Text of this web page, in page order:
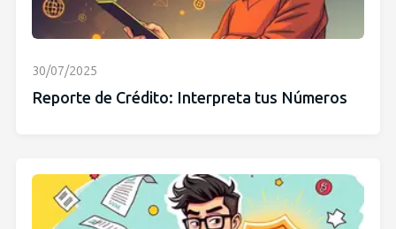
30/07/2025
Reporte de Crédito: Interpreta tus Números